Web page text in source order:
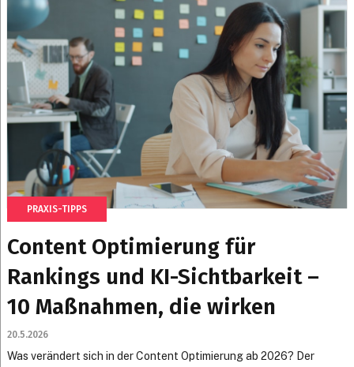
PRAXIS-TIPPS
Content Optimierung für
Rankings und KI-Sichtbarkeit –
10 Maßnahmen, die wirken
20.5.2026
Was verändert sich in der Content Optimierung ab 2026? Der